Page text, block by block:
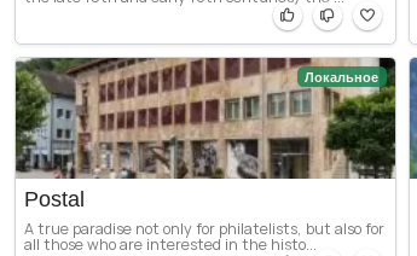
Локальное
Postal
A true paradise not only for philatelists, but also for
all those who are interested in the histo...